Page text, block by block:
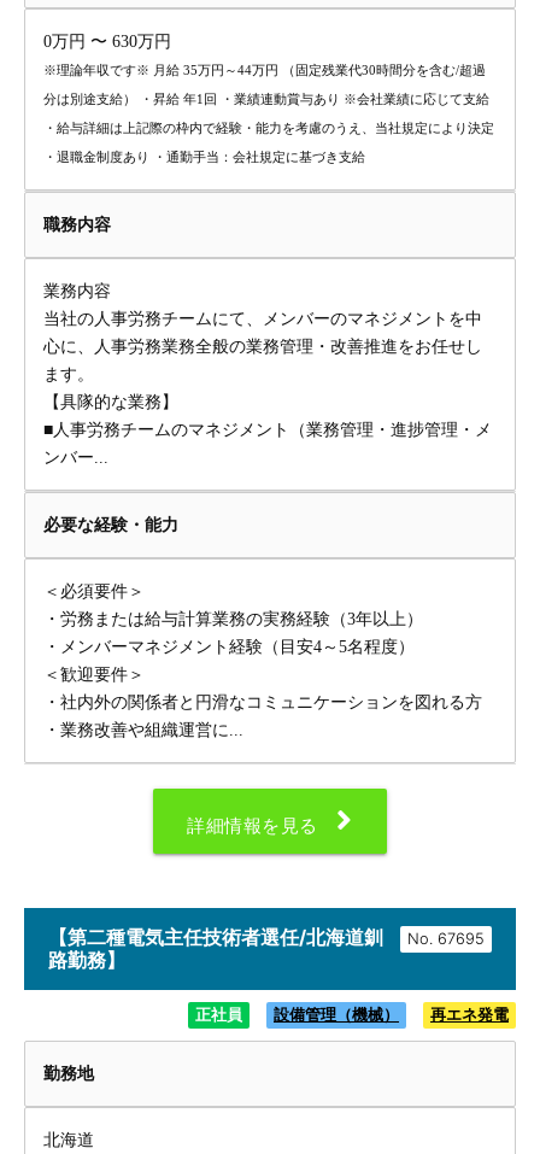
0万円 〜 630万円
※理論年収です※ 月給 35万円～44万円 （固定残業代30時間分を含む/超過
分は別途支給） ・昇給 年1回 ・業績連動賞与あり ※会社業績に応じて支給
・給与詳細は上記際の枠内で経験・能力を考慮のうえ、当社規定により決定
・退職金制度あり ・通勤手当：会社規定に基づき支給
職務内容
業務内容
当社の人事労務チームにて、メンバーのマネジメントを中
心に、人事労務業務全般の業務管理・改善推進をお任せし
ます。
【具隊的な業務】
■人事労務チームのマネジメント（業務管理・進捗管理・メ
ンバー...
必要な経験・能力
＜必須要件＞
・労務または給与計算業務の実務経験（3年以上）
・メンバーマネジメント経験（目安4～5名程度）
＜歓迎要件＞
・社内外の関係者と円滑なコミュニケーションを図れる方
・業務改善や組織運営に...
詳細情報を見る
No.
【第二種電気主任技術者選任/北海道釧
路勤務】
正社員 設備管理（機械） 再エネ発電
勤務地
北海道